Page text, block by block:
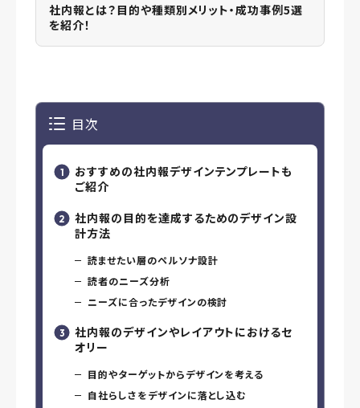
社内報とは？目的や種類別メリット・成功事例5選
を紹介！
目次
おすすめの社内報デザインテンプレートも
ご紹介
社内報の目的を達成するためのデザイン設
計方法
読ませたい層のペルソナ設計
読者のニーズ分析
ニーズに合ったデザインの検討
社内報のデザインやレイアウトにおけるセ
オリー
目的やターゲットからデザインを考える
自社らしさをデザインに落とし込む